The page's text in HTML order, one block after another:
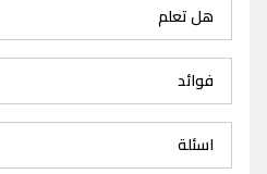
هل تعلم
فوائد
اسئلة